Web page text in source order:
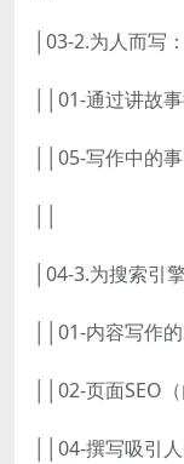
│03-2.为人而写
││01-通过讲故
││05-写作中的
│04-3.为搜索引
││01-内容写作
││02-页面SEO
││04-撰写吸引